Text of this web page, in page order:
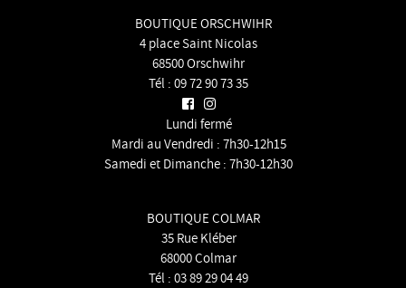
BOUTIQUE ORSCHWIHR
4 place Saint Nicolas
68500 Orschwihr
Tél : 09 72 90 73 35
Lundi fermé
Mardi au Vendredi : 7h30-12h15
Samedi et Dimanche : 7h30-12h30
BOUTIQUE COLMAR
35 Rue Kléber
68000 Colmar
Tél : 03 89 29 04 49